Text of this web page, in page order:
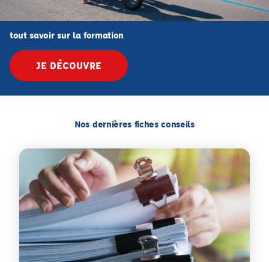
tout savoir sur la formation
JE DÉCOUVRE
Nos dernières fiches conseils